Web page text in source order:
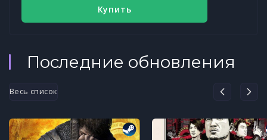
Купить
Последние обновления
Весь список